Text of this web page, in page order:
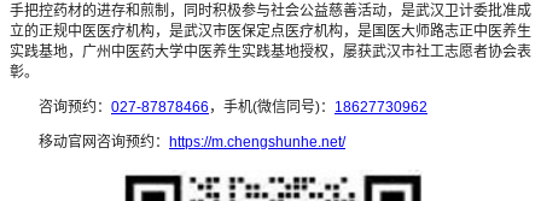
手把控药材的进存和煎制，同时积极参与社会公益慈善活动，是武汉卫计委批准成
立的正规中医医疗机构，是武汉市医保定点医疗机构，是国医大师路志正中医养生
实践基地，广州中医药大学中医养生实践基地授权，屡获武汉市社工志愿者协会表
彰。
咨询预约： 027-87878466 ，手机(微信同号)： 18627730962
移动官网咨询预约： https://m.chengshunhe.net/